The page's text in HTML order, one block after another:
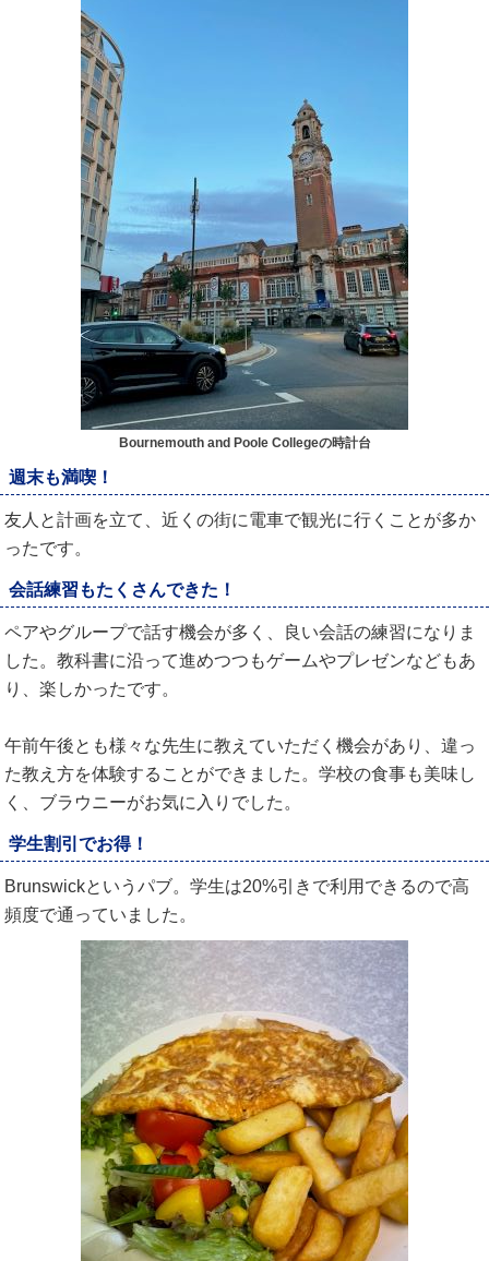
Bournemouth and Poole Collegeの時計台
週末も満喫！
友人と計画を立て、近くの街に電車で観光に行くことが多か
ったです。
会話練習もたくさんできた！
ペアやグループで話す機会が多く、良い会話の練習になりま
した。教科書に沿って進めつつもゲームやプレゼンなどもあ
り、楽しかったです。
午前午後とも様々な先生に教えていただく機会があり、違っ
た教え方を体験することができました。学校の食事も美味し
く、ブラウニーがお気に入りでした。
学生割引でお得！
Brunswickというパブ。学生は20%引きで利用できるので高
頻度で通っていました。